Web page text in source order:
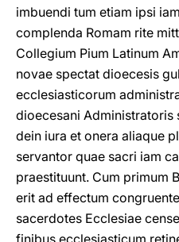
imbuendi tum etiam ipsi
complenda Romam rite
Collegium Pium Latinum
novae spectat dioecesis
ecclesiasticorum
dioecesani Administratoris
dein iura et onera aliaque
servantor quae sacri iam
praestituunt. Cum primum
erit ad effectum
sacerdotes Ecclesiae
finibus ecclesiasticum